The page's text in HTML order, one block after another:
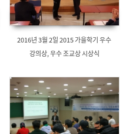
2016년 3월 2일 2015 가을학기 우수
강의상, 우수 조교상 시상식